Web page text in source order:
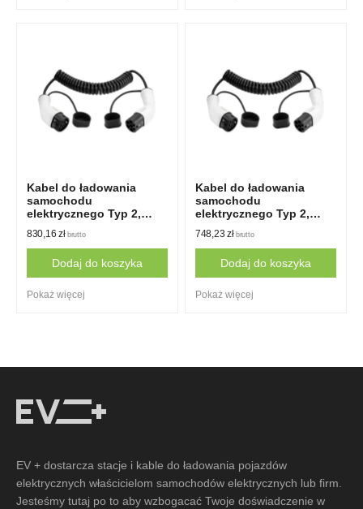
Kabel do ładowania
samochodu
elektrycznego Typ 2,
Spiralny
830,16 zł brutto
Dodaj do koszyka
Pokaż więcej
Kabel do ładowania
samochodu
elektrycznego Typ 2,
Spiralny
748,23 zł brutto
Dodaj do koszyka
Pokaż więcej
EV + dostarcza stacje i kable do ładowania pojazdów
elektrycznych właścicielom samochodów elektrycznych lub firm.
Jesteśmy tutaj po to aby wzbogacać Twoje doświadczenie w